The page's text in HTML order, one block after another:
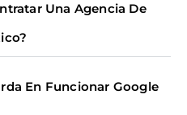
Una Agencia De
En Funcionar Google